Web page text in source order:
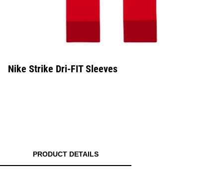
Nike Strike Dri-FIT Sleeves
PRODUCT DETAILS